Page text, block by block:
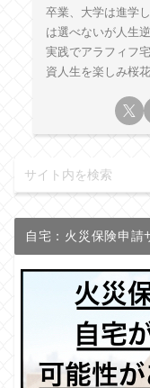
卒業、大学は進学
は選べないが人生
実践でアラフィフ
資人生を楽しみ桜
自宅：火災保険申請